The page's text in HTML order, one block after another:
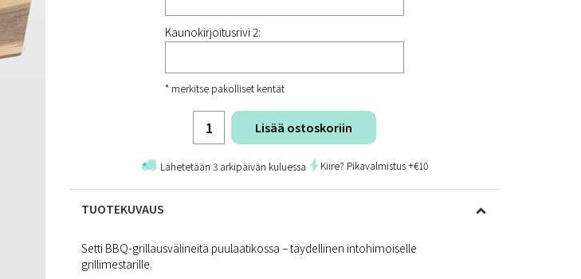
Kaunokirjoitusrivi 2:
* merkitse pakolliset kentät
Lisää ostoskoriin
Lähetetään 3 arkipäivän kuluessa Kiire? Pikavalmistus +€10
TUOTEKUVAUS
Setti BBQ-grillausvälineitä puulaatikossa – täydellinen intohimoiselle
grillimestarille.